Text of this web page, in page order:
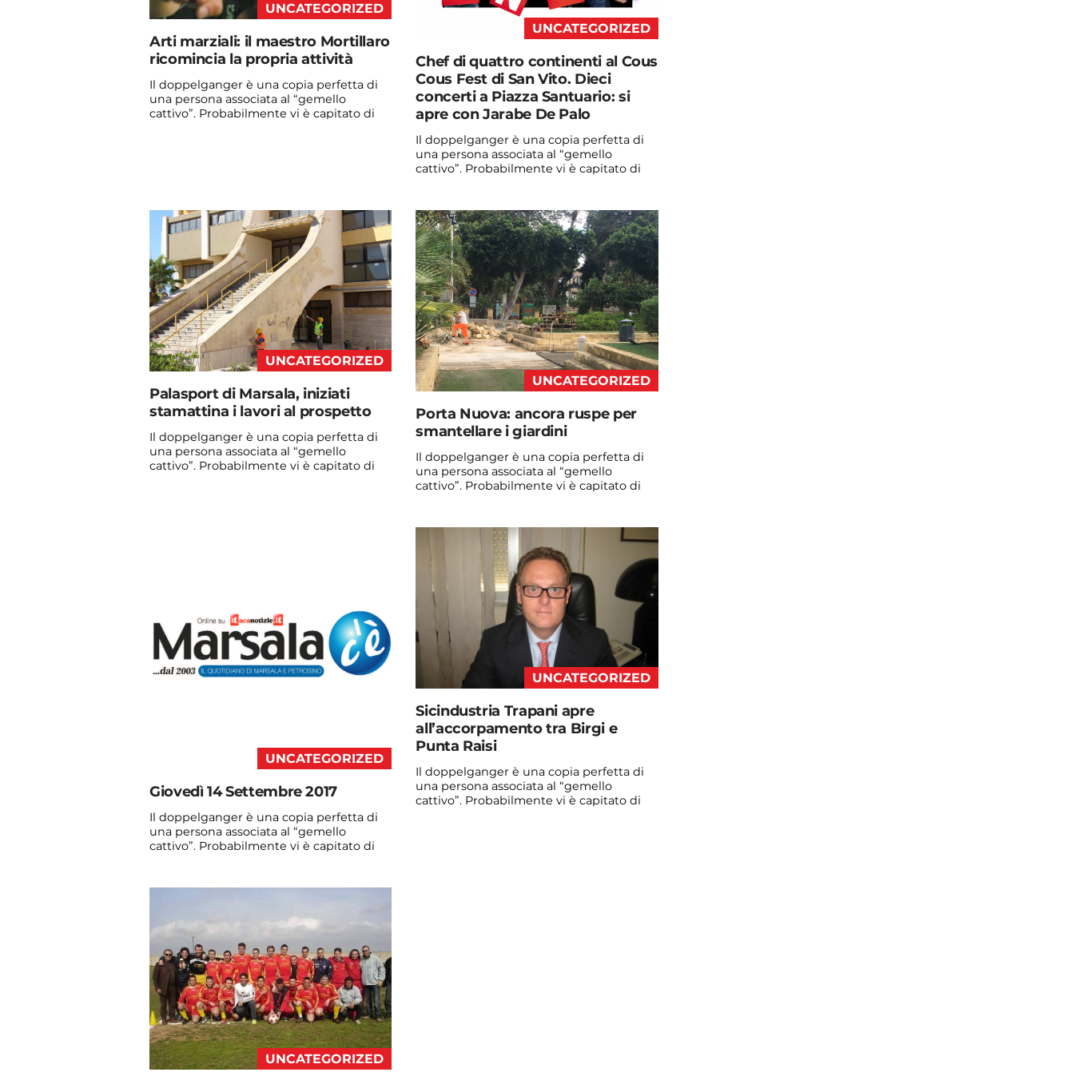
UNCATEGORIZED
Arti marziali: il maestro Mortillaro
ricomincia la propria attività
Il doppelganger è una copia perfetta di
una persona associata al “gemello
cattivo”. Probabilmente vi è capitato di
UNCATEGORIZED
Chef di quattro continenti al Cous
Cous Fest di San Vito. Dieci
concerti a Piazza Santuario: si
apre con Jarabe De Palo
Il doppelganger è una copia perfetta di
una persona associata al “gemello
cattivo”. Probabilmente vi è capitato di
admin@admin.com 3 days fa
UNCATEGORIZED
Palasport di Marsala, iniziati
stamattina i lavori al prospetto
Il doppelganger è una copia perfetta di
una persona associata al “gemello
cattivo”. Probabilmente vi è capitato di
UNCATEGORIZED
Porta Nuova: ancora ruspe per
smantellare i giardini
Il doppelganger è una copia perfetta di
una persona associata al “gemello
cattivo”. Probabilmente vi è capitato di
admin@admin.com 3 days fa
UNCATEGORIZED
Giovedì 14 Settembre 2017
Il doppelganger è una copia perfetta di
una persona associata al “gemello
cattivo”. Probabilmente vi è capitato di
UNCATEGORIZED
Sicindustria Trapani apre
all’accorpamento tra Birgi e
Punta Raisi
Il doppelganger è una copia perfetta di
una persona associata al “gemello
cattivo”. Probabilmente vi è capitato di
UNCATEGORIZED